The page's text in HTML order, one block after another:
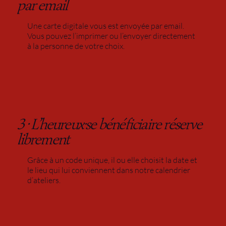
par email
Une carte digitale vous est envoyée par email.
Vous pouvez l’imprimer ou l’envoyer directement
à la personne de votre choix.
3 · L’heureux·se bénéficiaire réserve
librement
Grâce à un code unique, il ou elle choisit la date et
le lieu qui lui conviennent dans notre calendrier
d’ateliers.